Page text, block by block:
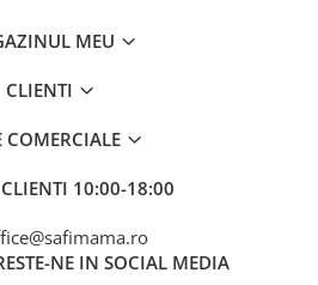
MEU
CLIENTI
COMERCIALE
10:00-18:00
NE IN SOCIAL MEDIA